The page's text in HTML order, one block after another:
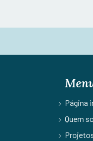
Página
Quem